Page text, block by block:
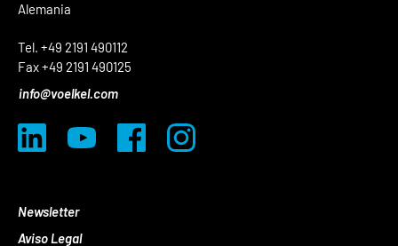
Alemania
Tel. +49 2191 490112
Fax +49 2191 490125
info@voelkel.com
Newsletter
Aviso Legal